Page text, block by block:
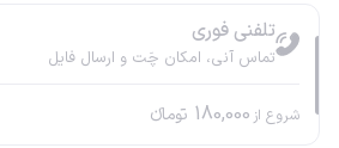
تلفنی فوری
تماس آنی، امکان چَت و ارسال فایل
شروع از 180,000 تومانء